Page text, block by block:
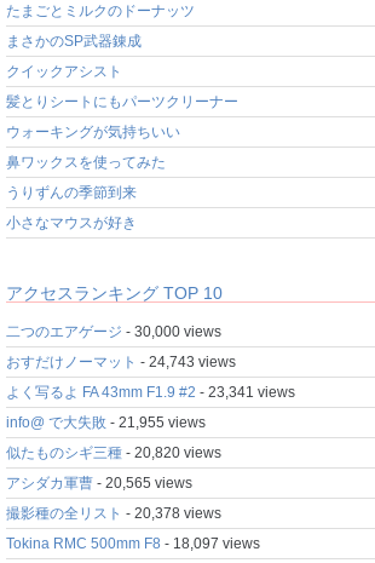
たまごとミルクのドーナッツ
まさかのSP武器錬成
クイックアシスト
髪とりシートにもパーツクリーナー
ウォーキングが気持ちいい
鼻ワックスを使ってみた
うりずんの季節到来
小さなマウスが好き
アクセスランキング TOP 10
二つのエアゲージ - 30,000 views
おすだけノーマット - 24,743 views
よく写るよ FA 43mm F1.9 #2 - 23,341 views
info@ で大失敗 - 21,955 views
似たものシギ三種 - 20,820 views
アシダカ軍曹 - 20,565 views
撮影種の全リスト - 20,378 views
Tokina RMC 500mm F8 - 18,097 views